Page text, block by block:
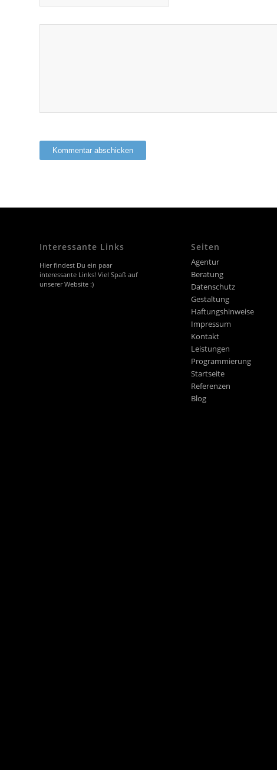
Interessante Links
Hier findest Du ein paar
interessante Links! Viel Spaß auf
unserer Website :)
Seiten
Agentur
Beratung
Datenschutz
Gestaltung
Haftungshinweise
Impressum
Kontakt
Leistungen
Programmierung
Startseite
Referenzen
Blog